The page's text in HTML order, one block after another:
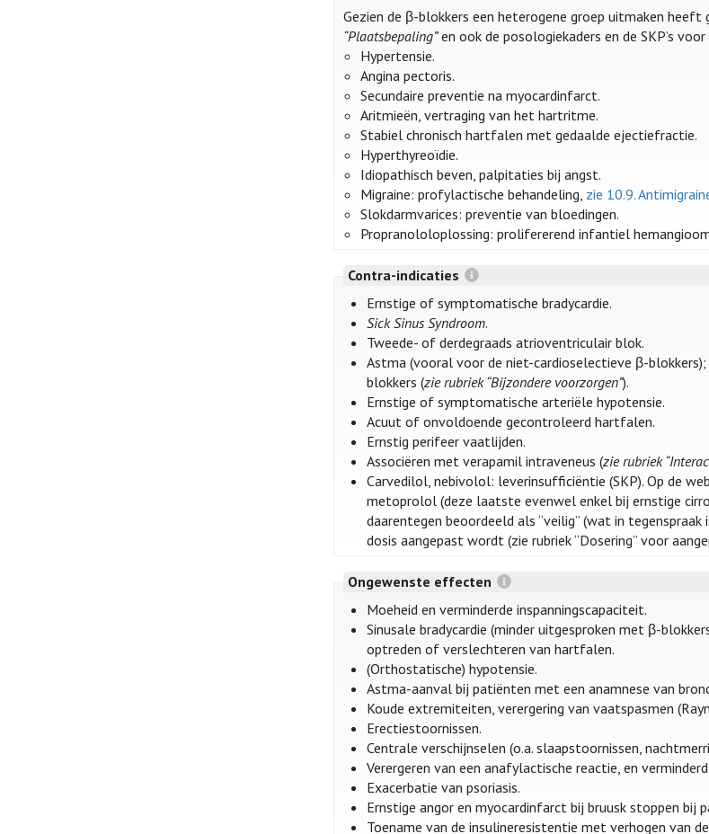
Gezien de β-blokkers een heterogene groep uitmaken
“Plaatsbepaling”en ook de posologiekaders en de SKP’s
Hypertensie.
Angina pectoris.
Secundaire preventie na myocardinfarct.
Aritmieën, vertraging van het hartritme.
Stabiel chronisch hartfalen met gedaalde ejectiefractie.
Hyperthyreoïdie.
Idiopathisch beven, palpitaties bij angst.
Migraine: profylactische behandeling, zie 10.9.
Slokdarmvarices: preventie van bloedingen.
Propranololoplossing: prolifererend infantiel
Contra-indicaties
Ernstige of symptomatische bradycardie.
Sick Sinus Syndroom.
Tweede- of derdegraads atrioventriculair blok.
Astma (vooral voor de niet-cardioselectieve β-
blokkers (zie rubriek “Bijzondere voorzorgen”).
Ernstige of symptomatische arteriële hypotensie.
Acuut of onvoldoende gecontroleerd hartfalen.
Ernstig perifeer vaatlijden.
Associëren met verapamil intraveneus (zie rubriek
Carvedilol, nebivolol: leverinsufficiëntie (SKP). Op de
metoprolol (deze laatste evenwel enkel bij ernstige
daarentegen beoordeeld als “veilig” (wat in
dosis aangepast wordt (zie rubriek “Dosering” voor
Ongewenste effecten
Moeheid en verminderde inspanningscapaciteit.
Sinusale bradycardie (minder uitgesproken met β-
optreden of verslechteren van hartfalen.
(Orthostatische) hypotensie.
Astma-aanval bij patiënten met een anamnese van
Koude extremiteiten, verergering van vaatspasmen
Erectiestoornissen.
Centrale verschijnselen (o.a. slaapstoornissen,
Verergeren van een anafylactische reactie, en
Exacerbatie van psoriasis.
Ernstige angor en myocardinfarct bij bruusk stoppen bij
Toename van de insulineresistentie met verhogen van